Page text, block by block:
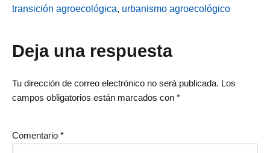
transición agroecológica, urbanismo agroecológico
Interacciones
con
los
lectores
Deja una respuesta
Tu dirección de correo electrónico no será publicada. Los
campos obligatorios están marcados con *
Comentario *